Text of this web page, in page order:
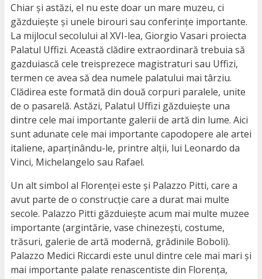
Chiar și astăzi, el nu este doar un mare muzeu, ci
găzduiește și unele birouri sau conferințe importante.
La mijlocul secolului al XVI-lea, Giorgio Vasari proiecta
Palatul Uffizi. Această clădire extraordinară trebuia să
gazduiască cele treisprezece magistraturi sau Uffizi,
termen ce avea să dea numele palatului mai târziu.
Clădirea este formată din două corpuri paralele, unite
de o pasarelă. Astăzi, Palatul Uffizi găzduiește una
dintre cele mai importante galerii de artă din lume. Aici
sunt adunate cele mai importante capodopere ale artei
italiene, aparținându-le, printre alții, lui Leonardo da
Vinci, Michelangelo sau Rafael.
Un alt simbol al Florenței este și Palazzo Pitti, care a
avut parte de o construcție care a durat mai multe
secole. Palazzo Pitti găzduiește acum mai multe muzee
importante (argintărie, vase chinezești, costume,
trăsuri, galerie de artă modernă, grădinile Boboli).
Palazzo Medici Riccardi este unul dintre cele mai mari și
mai importante palate renascentiste din Florența,